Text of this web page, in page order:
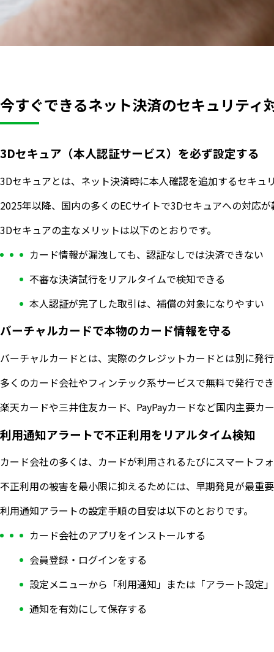
今すぐできるネット決済のセキュリティ
3Dセキュア（本人認証サービス）を必ず設定する
3Dセキュアとは、ネット決済時に本人確認を追加するセキ
2025年以降、国内の多くのECサイトで3Dセキュアへの対応
3Dセキュアの主なメリットは以下のとおりです。
カード情報が漏洩しても、認証なしでは決済できない
不審な決済試行をリアルタイムで検知できる
本人認証が完了した取引は、補償の対象になりやすい
バーチャルカードで本物のカード情報を守る
バーチャルカードとは、実際のクレジットカードとは別に発
多くのカード会社やフィンテック系サービスで無料で発行で
楽天カードや三井住友カード、PayPayカードなど国内主要
利用通知アラートで不正利用をリアルタイム検知
カード会社の多くは、カードが利用されるたびにスマートフ
不正利用の被害を最小限に抑えるためには、早期発見が最重
利用通知アラートの設定手順の目安は以下のとおりです。
カード会社のアプリをインストールする
会員登録・ログインをする
設定メニューから「利用通知」または「アラート設定
通知を有効にして保存する